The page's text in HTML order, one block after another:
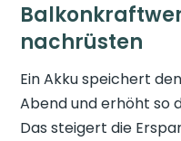
nachrüsten
Ein Akku speichert
Abend und erhöht so
Das steigert die